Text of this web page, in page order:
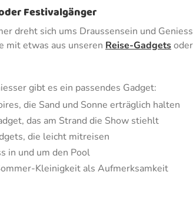
Festivalgänger
dreht sich ums Draussensein und
mit etwas aus unseren Reise-Gadgetsoder
gibt es ein passendes Gadget:
die Sand und Sonne erträglich halten
das am Strand die Show stiehlt
die leicht mitreisen
in und um den Pool
Kleinigkeit als Aufmerksamkeit